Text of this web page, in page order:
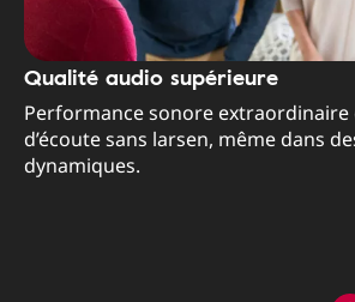
Qualité audio supérieure
Performance sonore extraordinaire
d’écoute sans larsen, même dans
dynamiques.